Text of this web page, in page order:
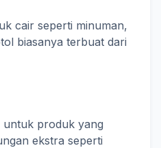
cair seperti minuman,
biasanya terbuat dari
untuk produk yang
ekstra seperti